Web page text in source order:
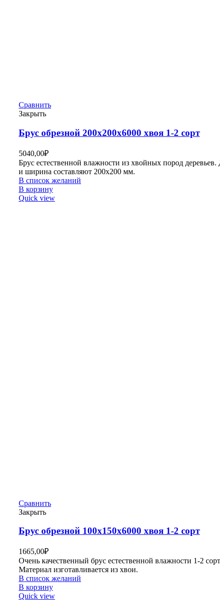
Сравнить
Закрыть
Брус обрезной 200х200х6000 хвоя 1-2 сорт
5040,00₽
Брус естественной влажности из хвойных пород
и ширина составляют 200х200 мм.
В список желаний
В корзину
Quick view
Сравнить
Закрыть
Брус обрезной 100х150х6000 хвоя 1-2 сорт
1665,00₽
Очень качественный брус естественной влажности 1-2
Материал изготавливается из хвои.
В список желаний
В корзину
Quick view